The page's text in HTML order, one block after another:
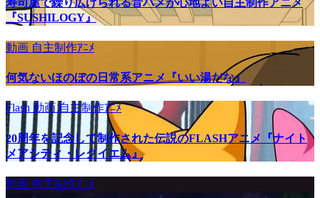
『SUSHILOGY』
動画 自主制作ｱﾆﾒ
何気ないほのぼの日常系アニメ『いい湯だな』
Flash 動画自主制作ｱﾆﾒ
20周年を記念して制作された伝説のFLASHアニメ『ナイト
メアシティ・レクイエム』
動画 自主制作ｱﾆﾒ